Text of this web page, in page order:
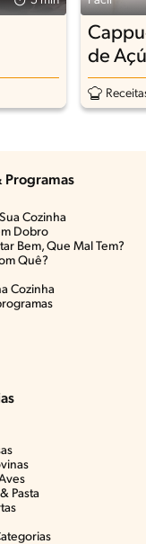
de
Programas​
Cozinha
Dobro
Bem, Que Mal Tem?​
Quê?​
Cozinha​
Pasta​